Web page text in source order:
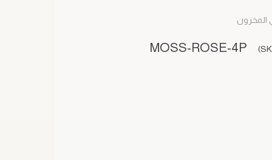
المخزون
MOSS-ROSE-4P